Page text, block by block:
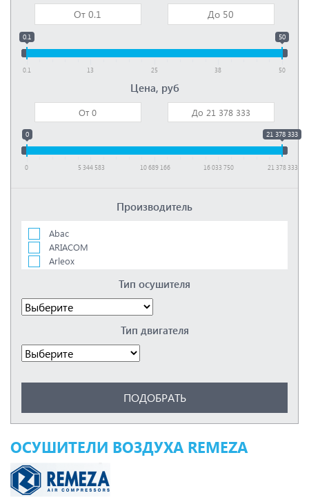
0.1 50
0.1 13 25 38 50
Цена, руб
0 21 378 333
0 5 344 583 10 689 166 16 033 750 21 378 333
Производитель
Abac
ARIACOM
Arleox
ATS
Berg
Comaro
Comprag
Dalgakiran
DAS
Ekomak
ET-Compressors
Fiac
Friulai
Friulair
Тип осушителя
Тип двигателя
ОСУШИТЕЛИ ВОЗДУХА REMEZA